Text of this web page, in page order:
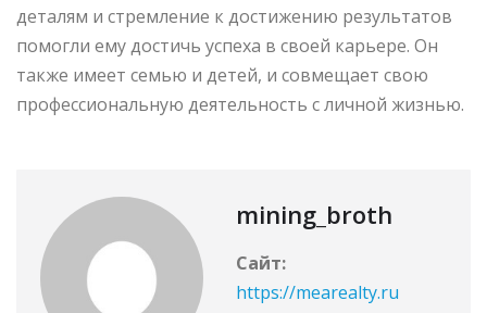
деталям и стремление к достижению результатов
помогли ему достичь успеха в своей карьере. Он
также имеет семью и детей, и совмещает свою
профессиональную деятельность с личной жизнью.
mining_broth
Сайт:
https://mearealty.ru